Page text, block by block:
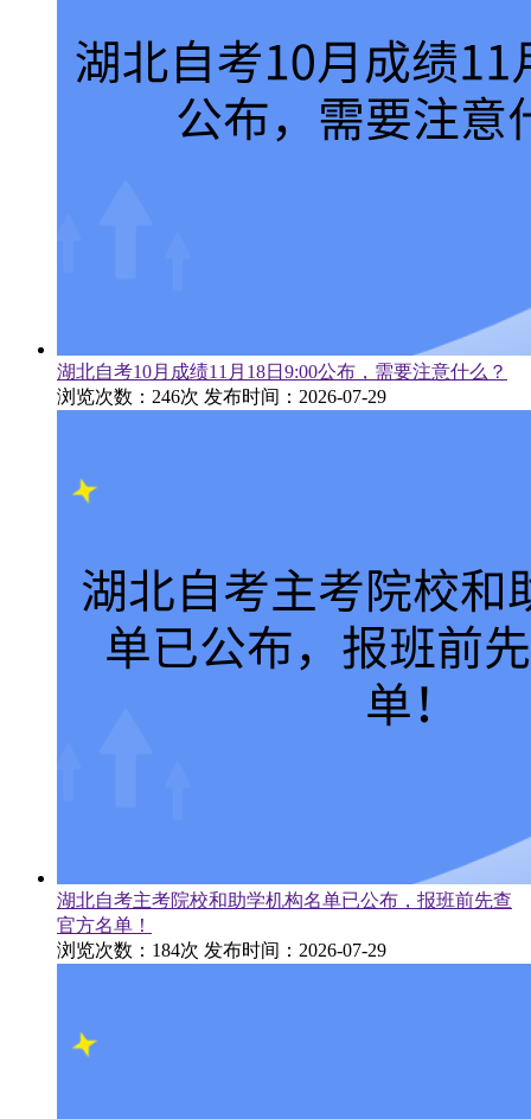
湖北自考10月成绩11月18日9:00公布，需要注意什么？
浏览次数：246次 发布时间：2026-07-29
湖北自考主考院校和助学机构名单已公布，报班前先查
官方名单！
浏览次数：184次 发布时间：2026-07-29